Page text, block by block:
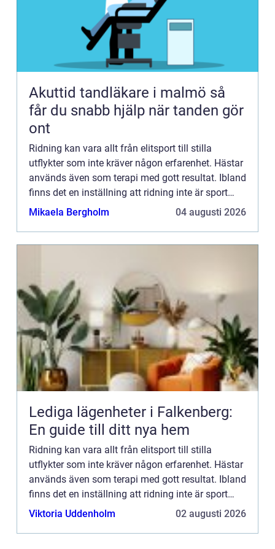
Akuttid tandläkare i malmö så
får du snabb hjälp när tanden gör
ont
Ridning kan vara allt från elitsport till stilla
utflykter som inte kräver någon erfarenhet. Hästar
används även som terapi med gott resultat. Ibland
finns det en inställning att ridning inte är sport
utan at...
Mikaela Bergholm 04 augusti 2026
Lediga lägenheter i Falkenberg:
En guide till ditt nya hem
Ridning kan vara allt från elitsport till stilla
utflykter som inte kräver någon erfarenhet. Hästar
används även som terapi med gott resultat. Ibland
finns det en inställning att ridning inte är sport
utan at...
Viktoria Uddenholm 02 augusti 2026